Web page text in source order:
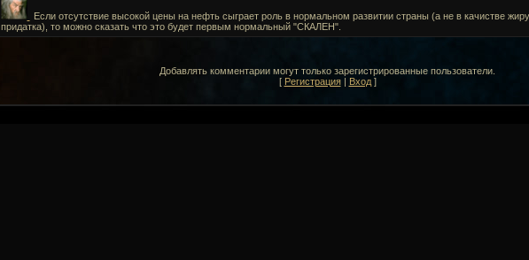
Если отсутствие высокой цены на нефть сыграет роль в нормальном развитии страны (а не в качистве
придатка), то можно сказать что это будет первым нормальный "СКАЛЕН".
Добавлять комментарии могут только зарегистрированные пользователи.
[ Регистрация| Вход]